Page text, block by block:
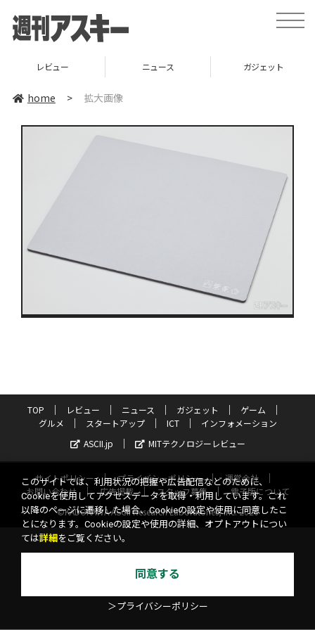
toggle
レビュー ニュース ガジェット
home > 拡大画像
TOP レビュー ニュース ガジェット
ゲーム
グルメ
スタートアップ ICT
インフォメーション
ASCII.jp
MITテクノロジーレビュー
サイトポリシー プライバシーポリシー
運営会社
お問い合わせ
広告掲載 スタッフ募集
電子版について
©KADOKAWA ASCII Research Laboratories, Inc. 2026
このサイトでは、利用状況の把握や広告配信などのために、
Cookieを使用してアクセスデータを取得・利用しています。これ
以降のページに遷移した場合、Cookieの設定や使用に同意したこ
とになります。Cookieの設定や使用の詳細、オプトアウトについ
ては詳細 をご覧ください。
同意する
＞プライバシーポリシー